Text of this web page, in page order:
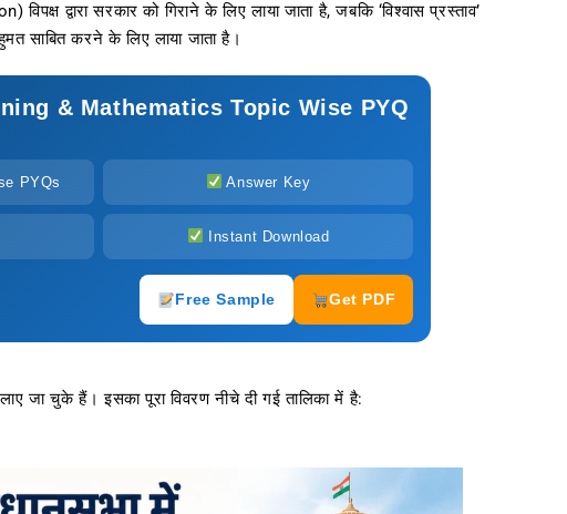
द्वारा सरकार को गिराने के लिए लाया जाता है, जबकि ‘विश्वास प्रस्ताव’
साबित करने के लिए लाया जाता है।
& Mathematics Topic Wise PYQ
PYQs Answer Key
Instant Download
Free Sample Get PDF
जा चुके हैं। इसका पूरा विवरण नीचे दी गई तालिका में है: